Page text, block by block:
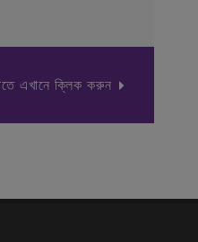
এখানে ক্লিক করুন